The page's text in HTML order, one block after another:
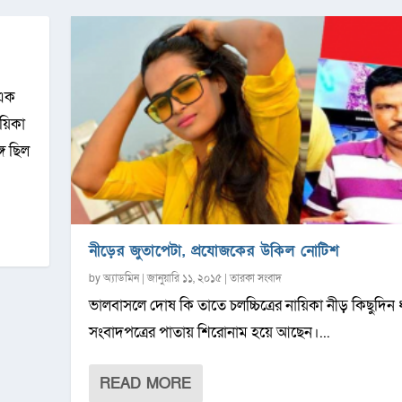
ছিল
নীড়ের জুতাপেটা, প্রযোজকের উকিল নোটিশ
byঅ্যাডমিন|জানুয়ারি ১১, ২০১৫|তারকা সংবাদ
ভালবাসলে দোষ কি তাতে চলচ্চিত্রের নায়িকা নীড় কিছুদিন
সংবাদপত্রের পাতায় শিরোনাম হয়ে আছেন।...
READ MORE